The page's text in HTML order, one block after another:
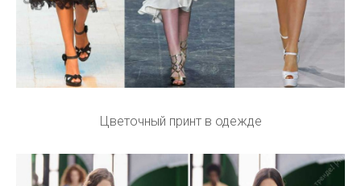
Цветочный принт в одежде